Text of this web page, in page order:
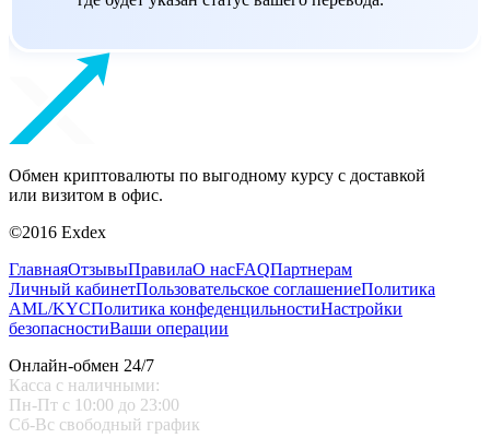
Обмен криптовалюты по выгодному курсу с доставкой
или визитом в офис.
©2016 Exdex
ГлавнаяОтзывыПравилаО насFAQПартнерам
Личный кабинетПользовательское соглашениеПолитика
AML/KYCПолитика конфеденцильностиНастройки
безопасностиВаши операции
Онлайн-обмен 24/7
Касса с наличными:
Пн-Пт с 10:00 до 23:00
Сб-Вс свободный график